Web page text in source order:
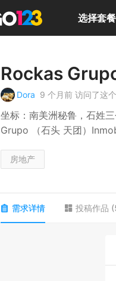
选择套
Rockas
Dora 9 个月前 访问了这
坐标：南美洲秘鲁，石姓
Grupo （石头 天团）
房地产
需求详情 投稿作品 (